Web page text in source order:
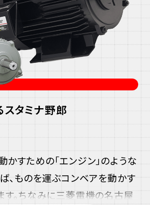
タミナ野郎
すための「エンジン」のような
、ものを運ぶコンベアを動かす
す。ちなみに三菱電機の名古屋